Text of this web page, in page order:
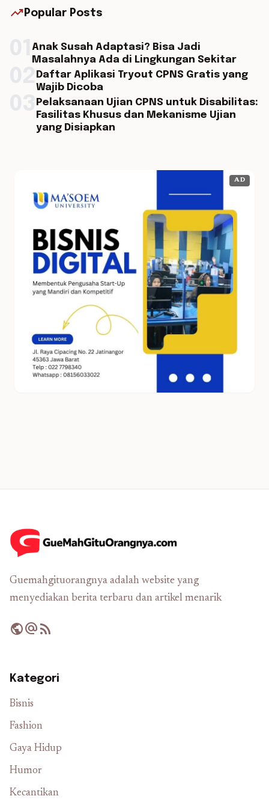
trending_up Popular Posts
Anak Susah Adaptasi? Bisa Jadi
Masalahnya Ada di Lingkungan Sekitar
Daftar Aplikasi Tryout CPNS Gratis yang
Wajib Dicoba
Pelaksanaan Ujian CPNS untuk Disabilitas:
Fasilitas Khusus dan Mekanisme Ujian
yang Disiapkan
AD
Guemahgituorangnya adalah website yang
menyediakan berita terbaru dan artikel menarik
publicalternate_emailrss_feed
Kategori
Bisnis
Fashion
Gaya Hidup
Humor
Kecantikan